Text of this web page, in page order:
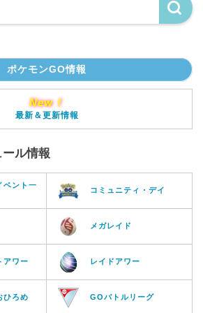
ポケモンGO情報
New！
最新＆更新情報
ル情報
ベント一
コミュニティ・デイ
メガレイド
アワー レイドアワー
ひろめ GOバトルリーグ